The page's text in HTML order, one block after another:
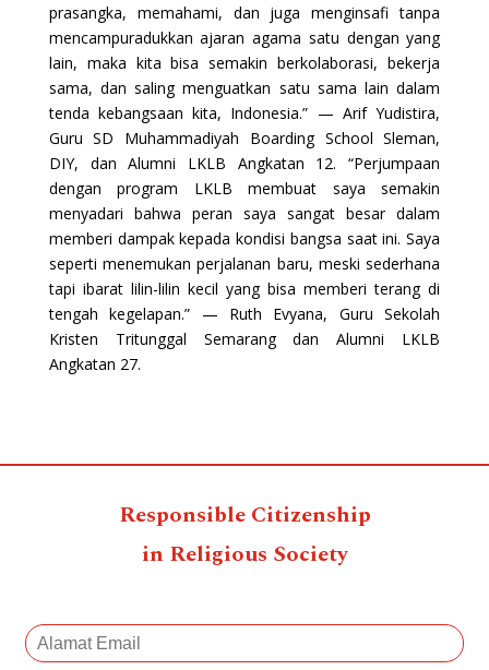
prasangka, memahami, dan juga menginsafi tanpa
mencampuradukkan ajaran agama satu dengan yang
lain, maka kita bisa semakin berkolaborasi, bekerja
sama, dan saling menguatkan satu sama lain dalam
tenda kebangsaan kita, Indonesia.” — Arif Yudistira,
Guru SD Muhammadiyah Boarding School Sleman,
DIY, dan Alumni LKLB Angkatan 12. “Perjumpaan
dengan program LKLB membuat saya semakin
menyadari bahwa peran saya sangat besar dalam
memberi dampak kepada kondisi bangsa saat ini. Saya
seperti menemukan perjalanan baru, meski sederhana
tapi ibarat lilin-lilin kecil yang bisa memberi terang di
tengah kegelapan.” — Ruth Evyana, Guru Sekolah
Kristen Tritunggal Semarang dan Alumni LKLB
Angkatan 27.
Responsible Citizenship
in Religious Society